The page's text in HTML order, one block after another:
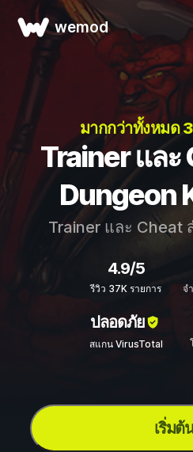
wemod
มากกว่าทั้งหมด
Trainer และ
Dungeon
Trainer และ Cheat
4.9/5
รีวิว 37K รายการ จ
ปลอดภัย
สแกน VirusTotal
เริ่มต้